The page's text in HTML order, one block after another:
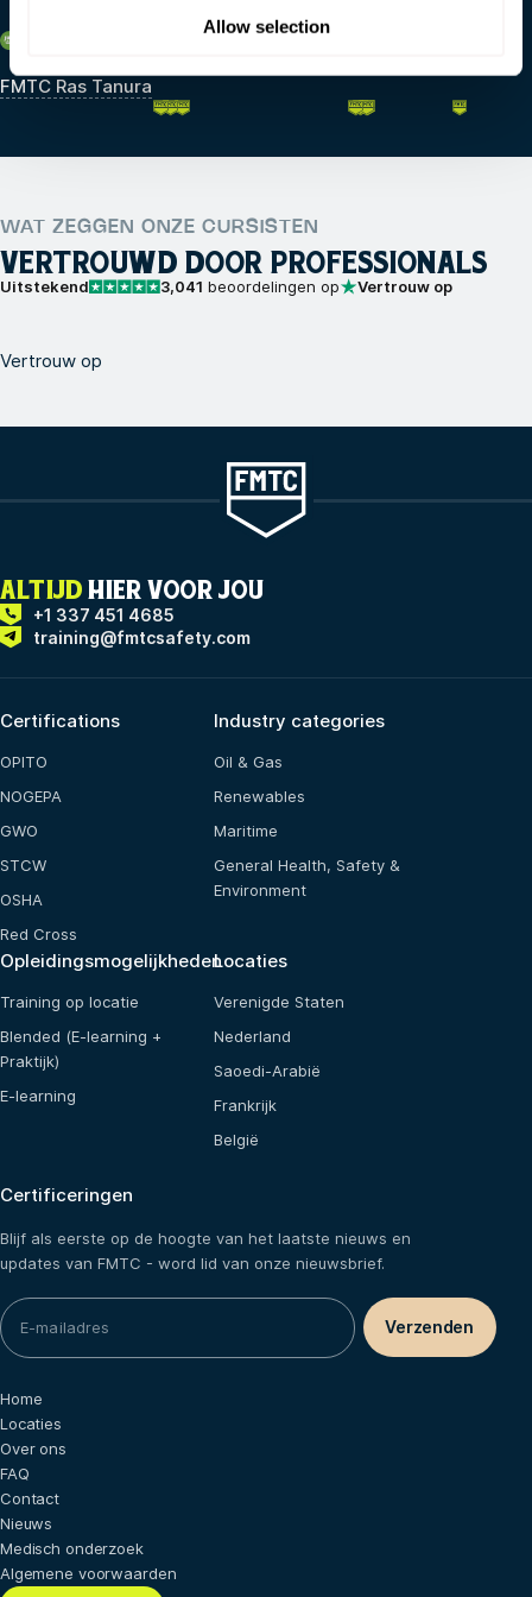
Allow selection
FMTC Ras Tanura
WAT ZEGGEN ONZE CURSISTEN
VERTROUWD DOOR PROFESSIONALS
Uitstekend 3,041 beoordelingen op Vertrouw op
Vertrouw op
ALTIJD HIER VOOR JOU
+1 337 451 4685
training@fmtcsafety.com
Certifications
OPITO
NOGEPA
GWO
STCW
OSHA
Red Cross
Industry categories
Oil & Gas
Renewables
Maritime
General Health, Safety &
Environment
Opleidingsmogelijkheden
Training op locatie
Blended (E-learning +
Praktijk)
E-learning
Locaties
Verenigde Staten
Nederland
Saoedi-Arabië
Frankrijk
België
Certificeringen
Blijf als eerste op de hoogte van het laatste nieuws en
updates van FMTC - word lid van onze nieuwsbrief.
Home
Locaties
Over ons
FAQ
Contact
Nieuws
Medisch onderzoek
Algemene voorwaarden